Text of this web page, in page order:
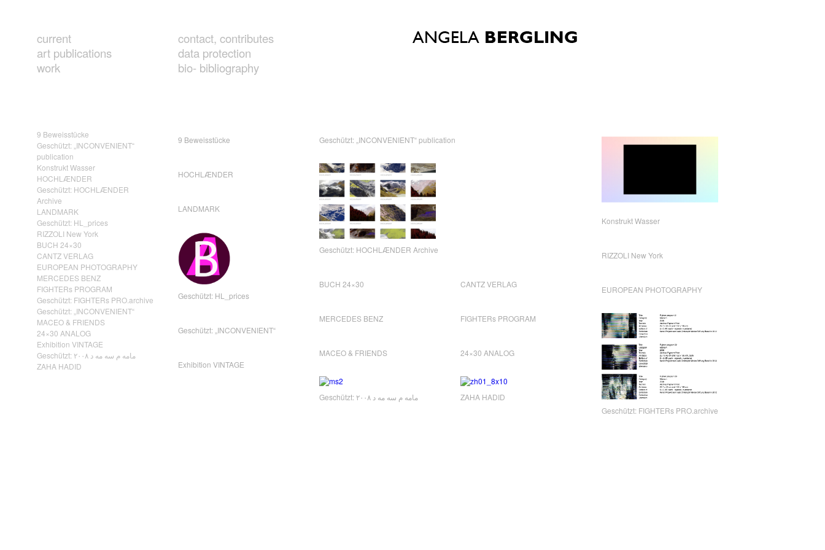
current
art publications
work
contact, contributes
data protection
bio- bibliography
9 Beweisstücke
Geschützt: „INCONVENIENT“
publication
Konstrukt Wasser
HOCHLÆNDER
Geschützt: HOCHLÆNDER
Archive
LANDMARK
Geschützt: HL_prices
RIZZOLI New York
BUCH 24×30
CANTZ VERLAG
EUROPEAN PHOTOGRAPHY
MERCEDES BENZ
FIGHTERs PROGRAM
Geschützt: FIGHTERs PRO.archive
Geschützt: „INCONVENIENT“
MACEO & FRIENDS
24×30 ANALOG
Exhibition VINTAGE
Geschützt: مامه م سه مه د ٢٠٠٨
ZAHA HADID
9 Beweisstücke Geschützt: „INCONVENIENT“ publication
Konstrukt Wasser
HOCHLÆNDER
Geschützt: HOCHLÆNDER Archive
LANDMARK
Geschützt: HL_prices
RIZZOLI New York
BUCH 24×30 CANTZ VERLAG
EUROPEAN PHOTOGRAPHY
MERCEDES BENZ FIGHTERs PROGRAM
Geschützt: FIGHTERs PRO.archive
Geschützt: „INCONVENIENT“
MACEO & FRIENDS
24×30 ANALOG
Exhibition VINTAGE
Geschützt: مامه م سه مه د ٢٠٠٨ ZAHA HADID